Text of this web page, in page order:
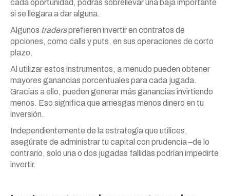
cada oportunidad, podrás sobrellevar una baja importante
si se llegara a dar alguna.
Algunos tradersprefieren invertir en contratos de
opciones, como calls y puts, en sus operaciones de corto
plazo.
Al utilizar estos instrumentos, a menudo pueden obtener
mayores ganancias porcentuales para cada jugada.
Gracias a ello, pueden generar más ganancias invirtiendo
menos. Eso significa que arriesgas menos dinero en tu
inversión.
Independientemente de la estrategia que utilices,
asegúrate de administrar tu capital con prudencia –de lo
contrario, solo una o dos jugadas fallidas podrían impedirte
invertir.